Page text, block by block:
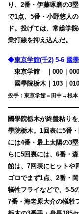
り、2番・伊藤琢磨の3
で1点、5番・小野悠人
ド。投げては、常総学
業打線を抑え込んだ。
◆東京学館(千2) 5-6 國
東京学館
｜000｜
國學院栃木｜103｜
投手：東京学館＝田中→根
國學院栃木が終盤粘り
學院栃木。1回表に5番
には4番・最上太陽の3
らに5回裏には、6番・
館は、7回表にヒットや
ゴロでまず1点、2番・
犠牲フライなどで、5-5
7番・海老原大介の犠牲